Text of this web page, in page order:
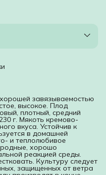
завязываемостью
высокое. Плод
плотный, средний
г. Мякоть кремово-
вкуса. Устойчив к
в домашней
и теплолюбивое
хорошо
реакцией среды.
Культуру следует
защищенных от ветра